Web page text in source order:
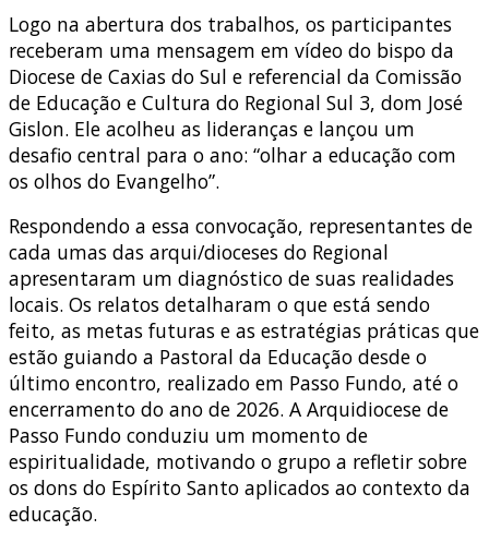
Logo na abertura dos trabalhos, os participantes
receberam uma mensagem em vídeo do bispo da
Diocese de Caxias do Sul e referencial da Comissão
de Educação e Cultura do Regional Sul 3, dom José
Gislon. Ele acolheu as lideranças e lançou um
desafio central para o ano: “olhar a educação com
os olhos do Evangelho”.
Respondendo a essa convocação, representantes de
cada umas das arqui/dioceses do Regional
apresentaram um diagnóstico de suas realidades
locais. Os relatos detalharam o que está sendo
feito, as metas futuras e as estratégias práticas que
estão guiando a Pastoral da Educação desde o
último encontro, realizado em Passo Fundo, até o
encerramento do ano de 2026. A Arquidiocese de
Passo Fundo conduziu um momento de
espiritualidade, motivando o grupo a refletir sobre
os dons do Espírito Santo aplicados ao contexto da
educação.